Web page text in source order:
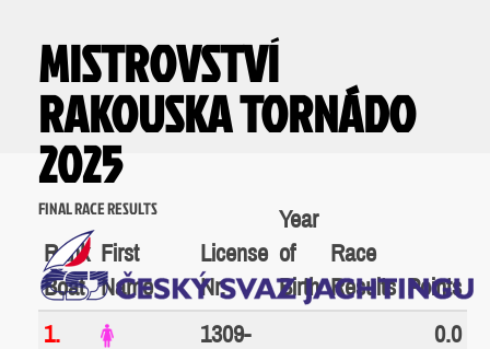
MISTROVSTVÍ
RAKOUSKA TORNÁDO
2025
FINAL RACE RESULTS
Rank
Boat
First
Name
License
Nr.
Year
of
Birth
Race
Results Points
1.
1309-
0.0